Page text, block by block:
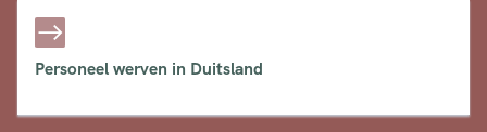
Personeel werven in Duitsland